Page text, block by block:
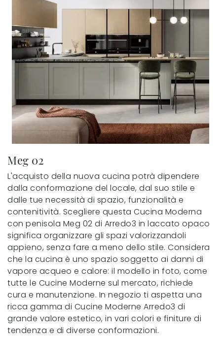
Meg 02
L'acquisto della nuova cucina potrà dipendere
dalla conformazione del locale, dal suo stile e
dalle tue necessità di spazio, funzionalità e
contenitività. Scegliere questa Cucina Moderna
con penisola Meg 02 di Arredo3 in laccato opaco
significa organizzare gli spazi valorizzandoli
appieno, senza fare a meno dello stile. Considera
che la cucina è uno spazio soggetto ai danni di
vapore acqueo e calore: il modello in foto, come
tutte le Cucine Moderne sul mercato, richiede
cura e manutenzione. In negozio ti aspetta una
ricca gamma di Cucine Moderne Arredo3 di
grande valore estetico, in vari colori e finiture di
tendenza e di diverse conformazioni.